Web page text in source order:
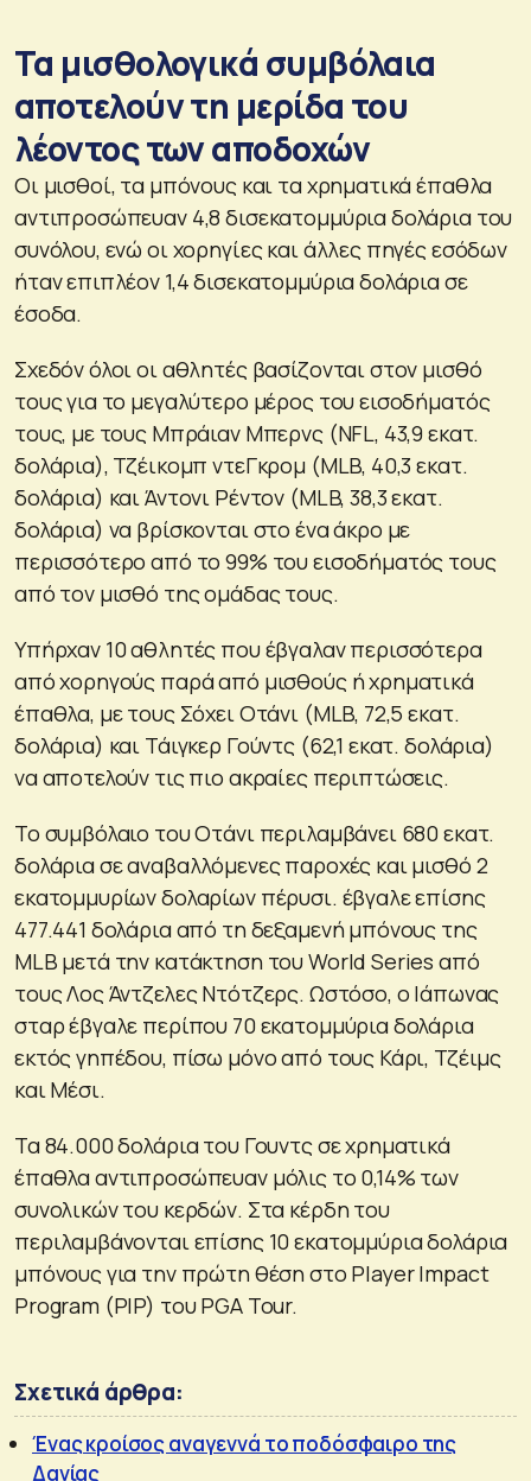
Τα μισθολογικά συμβόλαια
αποτελούν τη μερίδα του
λέοντος των αποδοχών
Οι μισθοί, τα μπόνους και τα χρηματικά έπαθλα
αντιπροσώπευαν 4,8 δισεκατομμύρια δολάρια του
συνόλου, ενώ οι χορηγίες και άλλες πηγές εσόδων
ήταν επιπλέον 1,4 δισεκατομμύρια δολάρια σε
έσοδα.
Σχεδόν όλοι οι αθλητές βασίζονται στον μισθό
τους για το μεγαλύτερο μέρος του εισοδήματός
τους, με τους Μπράιαν Μπερνς (NFL, 43,9 εκατ.
δολάρια), Τζέικομπ ντεΓκρομ (MLB, 40,3 εκατ.
δολάρια) και Άντονι Ρέντον (MLB, 38,3 εκατ.
δολάρια) να βρίσκονται στο ένα άκρο με
περισσότερο από το 99% του εισοδήματός τους
από τον μισθό της ομάδας τους.
Υπήρχαν 10 αθλητές που έβγαλαν περισσότερα
από χορηγούς παρά από μισθούς ή χρηματικά
έπαθλα, με τους Σόχει Οτάνι (MLB, 72,5 εκατ.
δολάρια) και Τάιγκερ Γούντς (62,1 εκατ. δολάρια)
να αποτελούν τις πιο ακραίες περιπτώσεις.
Το συμβόλαιο του Οτάνι περιλαμβάνει 680 εκατ.
δολάρια σε αναβαλλόμενες παροχές και μισθό 2
εκατομμυρίων δολαρίων πέρυσι. έβγαλε επίσης
477.441 δολάρια από τη δεξαμενή μπόνους της
MLB μετά την κατάκτηση του World Series από
τους Λος Άντζελες Ντότζερς. Ωστόσο, ο Ιάπωνας
σταρ έβγαλε περίπου 70 εκατομμύρια δολάρια
εκτός γηπέδου, πίσω μόνο από τους Κάρι, Τζέιμς
και Μέσι.
Τα 84.000 δολάρια του Γουντς σε χρηματικά
έπαθλα αντιπροσώπευαν μόλις το 0,14% των
συνολικών του κερδών. Στα κέρδη του
περιλαμβάνονται επίσης 10 εκατομμύρια δολάρια
μπόνους για την πρώτη θέση στο Player Impact
Program (PIP) του PGA Tour.
Σχετικά άρθρα:
Ένας κροίσος αναγεννά το ποδόσφαιρο της
Δανίας